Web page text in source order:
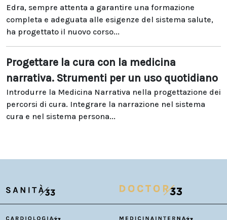
Edra, sempre attenta a garantire una formazione
completa e adeguata alle esigenze del sistema salute,
ha progettato il nuovo corso...
Progettare la cura con la medicina
narrativa. Strumenti per un uso quotidiano
Introdurre la Medicina Narrativa nella progettazione dei
percorsi di cura. Integrare la narrazione nel sistema
cura e nel sistema persona...